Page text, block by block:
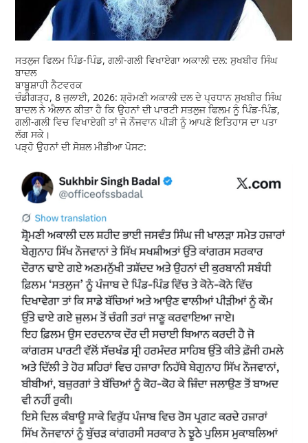
ਸਤਲੁਜ ਫਿਲਮ ਪਿੰਡ-ਪਿੰਡ, ਗਲੀ-ਗਲੀ ਵਿਖਾਏਗਾ ਅਕਾਲੀ ਦਲ: ਸੁਖਬੀਰ ਸਿੰਘ
ਬਾਦਲ
ਬਾਬੂਸ਼ਾਹੀ ਨੈਟਵਰਕ
ਚੰਡੀਗੜ੍ਹ, 8 ਜੁਲਾਈ, 2026: ਸ਼੍ਰੋਮਣੀ ਅਕਾਲੀ ਦਲ ਦੇ ਪ੍ਰਧਾਨ ਸੁਖਬੀਰ ਸਿੰਘ
ਬਾਦਲ ਨੇ ਐਲਾਨ ਕੀਤਾ ਹੈ ਕਿ ਉਹਨਾਂ ਦੀ ਪਾਰਟੀ ਸਤਲੁਜ ਫਿਲਮ ਨੂੰ ਪਿੰਡ-ਪਿੰਡ,
ਗਲੀ-ਗਲੀ ਵਿਚ ਵਿਖਾਏਗੀ ਤਾਂ ਜੋ ਨੌਜਵਾਨ ਪੀੜੀ ਨੂੰ ਆਪਣੇ ਇਤਿਹਾਸ ਦਾ ਪਤਾ
ਲੱਗ ਸਕੇ।
ਪੜ੍ਹੋ ਉਹਨਾਂ ਦੀ ਸੋਸ਼ਲ ਮੀਡੀਆ ਪੋਸਟ: